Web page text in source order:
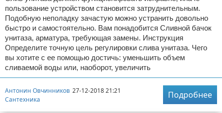
пользование устройством становится затруднительным.
Подобную неполадку зачастую можно устранить довольно
быстро и самостоятельно. Вам понадобится Сливной бачок
унитаза, арматура, требующая замены. Инструкция
Определите точную цель регулировки слива унитаза. Чего
вы хотите с ее помощью достичь: уменьшить объем
сливаемой воды или, наоборот, увеличить
Антонин Овчинников 27-12-2018 21:21
Сантехника
Подробнее